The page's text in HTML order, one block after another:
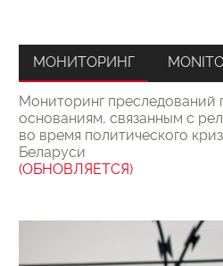
МОНИТОРИНГ
Мониторинг преследований
основаниям, связанным с
во время политического
Беларуси
(ОБНОВЛЯЕТСЯ)